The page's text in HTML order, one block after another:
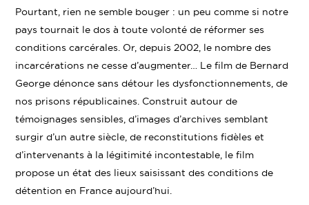
Pourtant, rien ne semble bouger : un peu comme si notre
pays tournait le dos à toute volonté de réformer ses
conditions carcérales. Or, depuis 2002, le nombre des
incarcérations ne cesse d’augmenter… Le film de Bernard
George dénonce sans détour les dysfonctionnements, de
nos prisons républicaines. Construit autour de
témoignages sensibles, d’images d’archives semblant
surgir d’un autre siècle, de reconstitutions fidèles et
d’intervenants à la légitimité incontestable, le film
propose un état des lieux saisissant des conditions de
détention en France aujourd’hui.